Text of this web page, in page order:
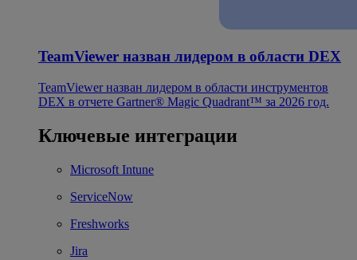
TeamViewer назван лидером в области DEX
TeamViewer назван лидером в области инструментов
DEX в отчете Gartner® Magic Quadrant™ за 2026 год.
Ключевые интеграции
Microsoft Intune
ServiceNow
Freshworks
Jira